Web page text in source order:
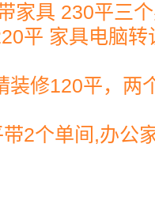
家具 230平三
平 家具电脑
装修120平，两
2个单间,办公